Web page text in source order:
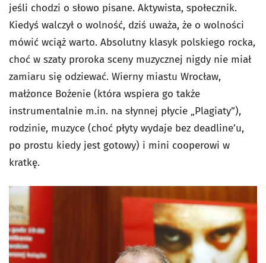
jeśli chodzi o słowo pisane. Aktywista, społecznik.
Kiedyś walczył o wolność, dziś uważa, że o wolności
mówić wciąż warto. Absolutny klasyk polskiego rocka,
choć w szaty proroka sceny muzycznej nigdy nie miał
zamiaru się odziewać. Wierny miastu Wrocław,
małżonce Bożenie (która wspiera go także
instrumentalnie m.in. na słynnej płycie „Plagiaty”),
rodzinie, muzyce (choć płyty wydaje bez deadline’u,
po prostu kiedy jest gotowy) i mini cooperowi w
kratkę.